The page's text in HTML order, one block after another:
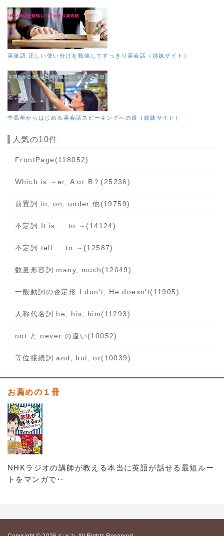
英単語 正しい使い分けを勉強してすっきり英会話（姉妹サイト）
中高年からはじめる英会話スピーキングへの道（姉妹サイト）
人気の10件
FrontPage (118052)
Which is ～er, A or B？ (25236)
前置詞 in, on, under 他(19759)
不定詞 It is … to ～ (14124)
不定詞 tell … to ～ (12587)
数量形容詞 many, much(12049)
一般動詞の否定形 I don't, He doesn't(11905)
人称代名詞 he, his, him(11293)
not と never の違い(10052)
等位接続詞 and, but, or(10039)
お薦めの１冊
NHKラジオの講師が教える本当に英語が話せる最短ルー
トをマンガで‥